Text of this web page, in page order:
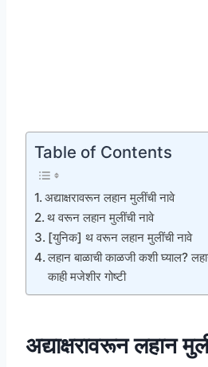
Table of Contents
अद्याक्षरावरून लहान मुलींची नावे
थ वरून लहान मुलींची नावे
[युनिक] थ वरून लहान मुलींची नावे
लहान बाळाची काळजी कशी घ्याल?
काही मजेशीर गोष्टी
अद्याक्षरावरून लहान